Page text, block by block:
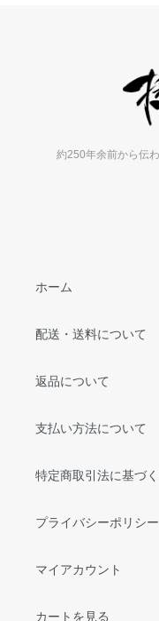
約250年余前から伝
ホーム
配送・送料について
返品について
支払い方法について
特定商取引法に基づ
プライバシーポリシー
マイアカウント
カートを見る